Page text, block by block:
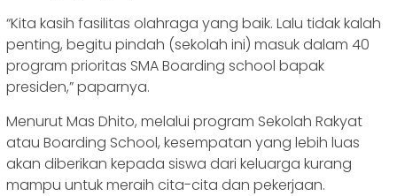
“Kita kasih fasilitas olahraga yang baik. Lalu tidak kalah
penting, begitu pindah (sekolah ini) masuk dalam 40
program prioritas SMA Boarding school bapak
presiden,” paparnya.
Menurut Mas Dhito, melalui program Sekolah Rakyat
atau Boarding School, kesempatan yang lebih luas
akan diberikan kepada siswa dari keluarga kurang
mampu untuk meraih cita-cita dan pekerjaan.